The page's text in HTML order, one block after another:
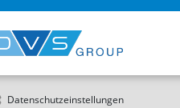
Datenschutzeinstellungen